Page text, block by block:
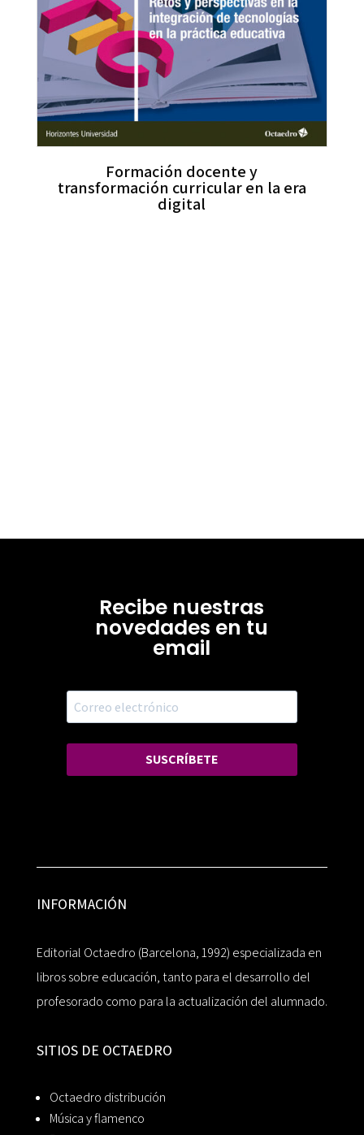
Formación docente y
transformación curricular en la era
digital
Recibe nuestras
novedades en tu
email
SUSCRÍBETE
INFORMACIÓN
Editorial Octaedro (Barcelona, 1992) especializada en
libros sobre educación, tanto para el desarrollo del
profesorado como para la actualización del alumnado.
SITIOS DE OCTAEDRO
Octaedro distribución
Música y flamenco